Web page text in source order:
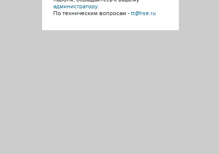
администратору.
По техническим вопросам - tt@hse.ru